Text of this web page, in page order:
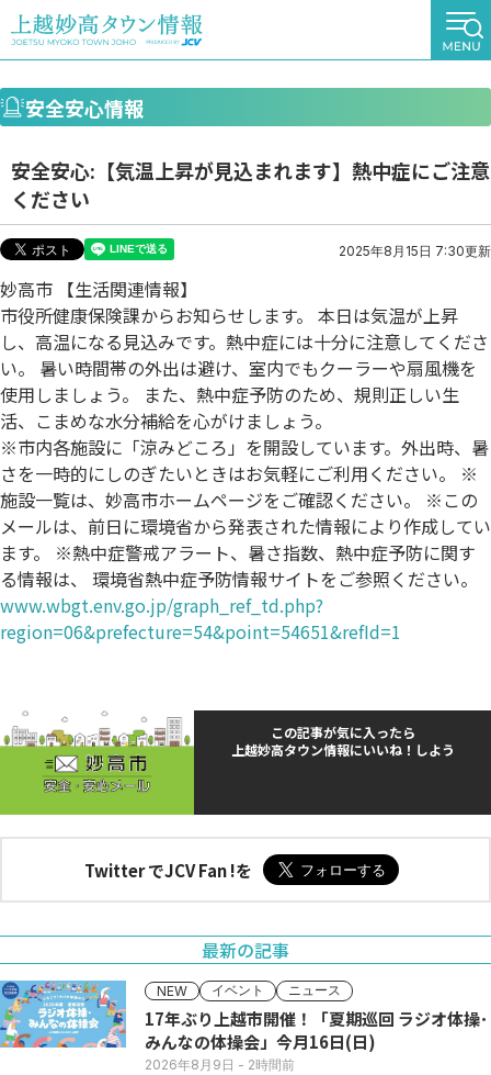
安全安心情報
安全安心:【気温上昇が見込まれます】熱中症にご注意
ください
2025年8月15日 7:30更新
妙高市 【生活関連情報】
市役所健康保険課からお知らせします。 本日は気温が上昇
し、高温になる見込みです。熱中症には十分に注意してくださ
い。 暑い時間帯の外出は避け、室内でもクーラーや扇風機を
使用しましょう。 また、熱中症予防のため、規則正しい生
活、こまめな水分補給を心がけましょう。
※市内各施設に「涼みどころ」を開設しています。外出時、暑
さを一時的にしのぎたいときはお気軽にご利用ください。 ※
施設一覧は、妙高市ホームページをご確認ください。 ※この
メールは、前日に環境省から発表された情報により作成してい
ます。 ※熱中症警戒アラート、暑さ指数、熱中症予防に関す
る情報は、 環境省熱中症予防情報サイトをご参照ください。
www.wbgt.env.go.jp/graph_ref_td.php?
region=06&prefecture=54&point=54651&refId=1
この記事が気に入ったら
上越妙高タウン情報にいいね！しよう
Twitter でJCV Fan !を
最新の記事
NEW イベント ニュース
17年ぶり上越市開催！「夏期巡回 ラジオ体操･
みんなの体操会」今月16日(日)
2026年8月9日 - 2時間前